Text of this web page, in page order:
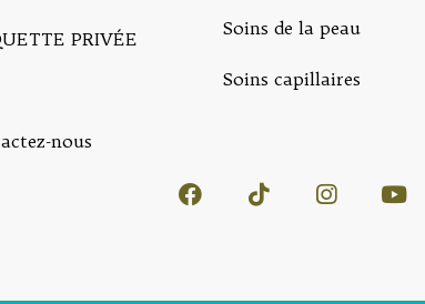
PRIVÉE
nous
Soins de la peau
Soins capillaires